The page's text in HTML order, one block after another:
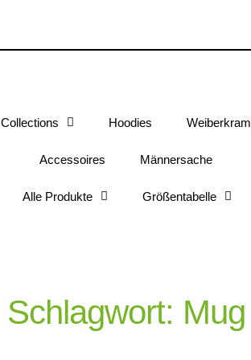
Collections Hoodies Weiberkram
Accessoires Männersache
Alle Produkte Größentabelle
Schlagwort: Mug